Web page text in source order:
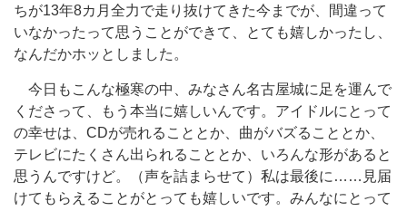
ちが13年8カ月全力で走り抜けてきた今までが、間違って
いなかったって思うことができて、とても嬉しかったし、
なんだかホッとしました。
今日もこんな極寒の中、みなさん名古屋城に足を運んで
くださって、もう本当に嬉しいんです。アイドルにとって
の幸せは、CDが売れることとか、曲がバズることとか、
テレビにたくさん出られることとか、いろんな形があると
思うんですけど。（声を詰まらせて）私は最後に……見届
けてもらえることがとっても嬉しいです。みんなにとって